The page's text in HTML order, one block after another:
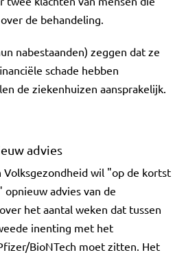
de behandeling.
nabestaanden) zeggen dat ze
schade hebben
de ziekenhuizen aansprakelijk.
advies
Volksgezondheid wil "op de kortst
advies van de
het aantal weken dat tussen
inenting met het
BioNTech moet zitten. Het